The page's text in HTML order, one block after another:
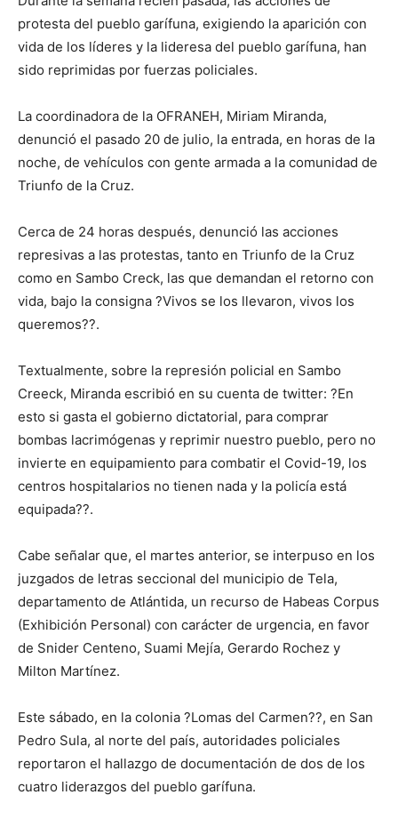
protesta del pueblo garífuna, exigiendo la aparición con
vida de los líderes y la lideresa del pueblo garífuna, han
sido reprimidas por fuerzas policiales.
La coordinadora de la OFRANEH, Miriam Miranda,
denunció el pasado 20 de julio, la entrada, en horas de la
noche, de vehículos con gente armada a la comunidad de
Triunfo de la Cruz.
Cerca de 24 horas después, denunció las acciones
represivas a las protestas, tanto en Triunfo de la Cruz
como en Sambo Creck, las que demandan el retorno con
vida, bajo la consigna ?Vivos se los llevaron, vivos los
queremos??.
Textualmente, sobre la represión policial en Sambo
Creeck, Miranda escribió en su cuenta de twitter: ?En
esto si gasta el gobierno dictatorial, para comprar
bombas lacrimógenas y reprimir nuestro pueblo, pero no
invierte en equipamiento para combatir el Covid-19, los
centros hospitalarios no tienen nada y la policía está
equipada??.
Cabe señalar que, el martes anterior, se interpuso en los
juzgados de letras seccional del municipio de Tela,
departamento de Atlántida, un recurso de Habeas Corpus
(Exhibición Personal) con carácter de urgencia, en favor
de Snider Centeno, Suami Mejía, Gerardo Rochez y
Milton Martínez.
Este sábado, en la colonia ?Lomas del Carmen??, en San
Pedro Sula, al norte del país, autoridades policiales
reportaron el hallazgo de documentación de dos de los
cuatro liderazgos del pueblo garífuna.